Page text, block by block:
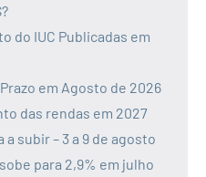
do IUC Publicadas em
em Agosto de 2026
das rendas em 2027
subir – 3 a 9 de agosto
para 2,9% em julho